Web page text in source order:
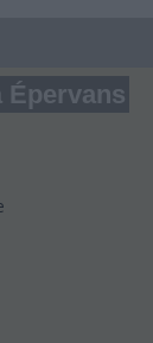
Épervans